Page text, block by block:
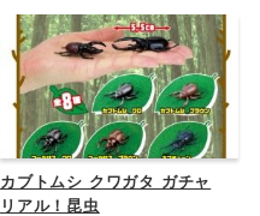
カブトムシ クワガタ ガチャ
リアル！昆虫